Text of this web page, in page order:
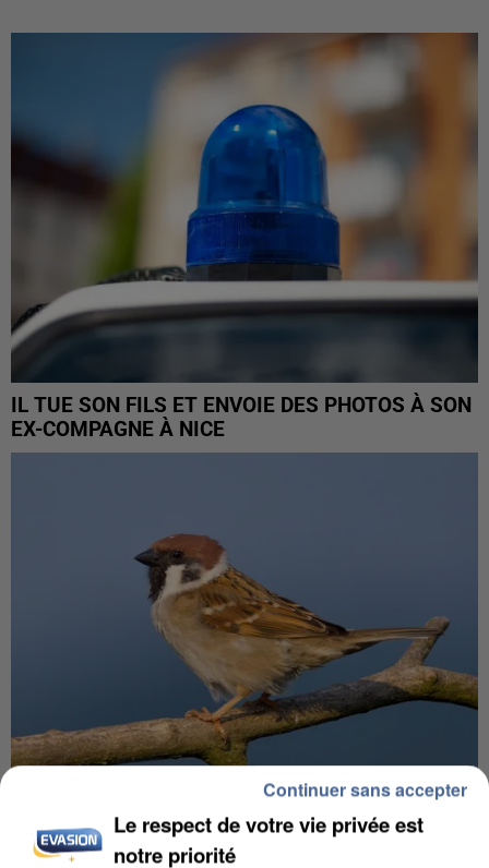
IL TUE SON FILS ET ENVOIE DES PHOTOS À SON
EX-COMPAGNE À NICE
APRÈS TOUTES CES CANICULES, LES REFUGES
DE FAUNE SAUVAGE SONT...
Le respect de votre vie privée est
notre priorité
Continuer sans accepter